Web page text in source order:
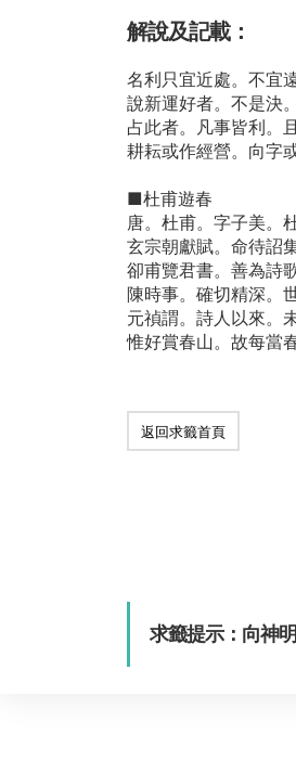
解說及記載：
名利只宜近處。不宜
說新運好者。不是決
占此者。凡事皆利。
耕耘或作經營。向字
■杜甫遊春
唐。杜甫。字子美。
玄宗朝獻賦。命待詔
卻甫覽君書。善為詩
陳時事。確切精深。
元禎謂。詩人以來。
惟好賞春山。故每當
返回求籤首頁
求籤提示：向神